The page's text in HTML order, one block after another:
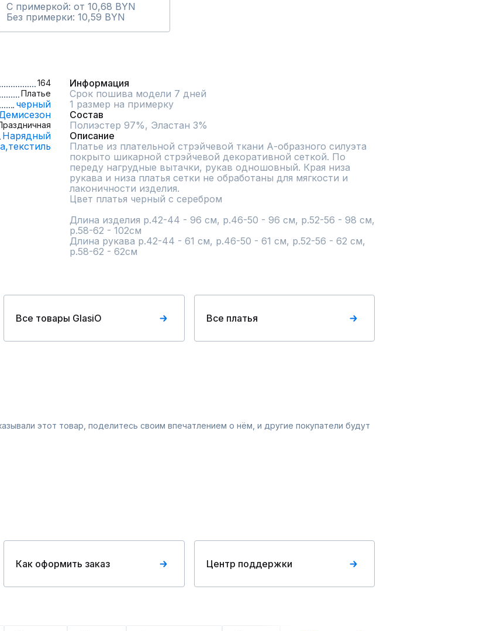
С примеркой: от 10,68 BYN
Без примерки: 10,59 BYN
164
Платье
черный
Нарядный
текстиль
Информация
Срок пошива модели 7 дней
1 размер на примерку
Состав
Полиэстер 97%, Эластан 3%
Описание
Платье из плательной стрэйчевой ткани А-образного силуэта
покрыто шикарной стрэйчевой декоративной сеткой. По
переду нагрудные вытачки, рукав одношовный. Края низа
рукава и низа платья сетки не обработаны для мягкости и
лаконичности изделия.
Цвет платья черный с серебром
Длина изделия р.42-44 - 96 см, р.46-50 - 96 см, р.52-56 - 98 см,
р.58-62 - 102см
Длина рукава р.42-44 - 61 см, р.46-50 - 61 см, р.52-56 - 62 см,
р.58-62 - 62см
Все товары GlasiO Все платья
этот товар, поделитесь своим впечатлением о нём, и другие покупатели будут
Как оформить заказ Центр поддержки